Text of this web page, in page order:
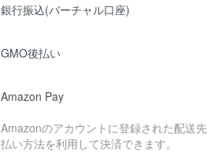
銀行振込(バーチャル口座)
GMO後払い
Amazon Pay
Amazonのアカウントに登録された配送
払い方法を利用して決済できます。